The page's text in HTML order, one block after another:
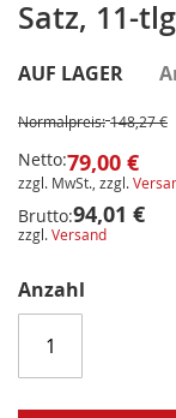
Satz, 11-tlg
AUF LAGER
Normalpreis: 148,27 €
Netto:79,00 €
zzgl. MwSt., zzgl.
Brutto:94,01 €
zzgl.Versand
Anzahl
Bildergalerie